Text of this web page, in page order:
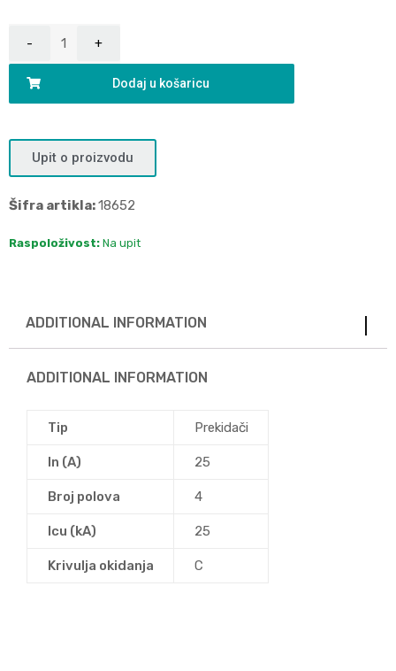
Dodaj u košaricu
Upit o proizvodu
Šifra artikla:18652
Raspoloživost: Na upit
ADDITIONAL INFORMATION
ADDITIONAL INFORMATION
Tip Prekidači
In (A) 25
Broj polova 4
Icu (kA) 25
Krivulja okidanja C